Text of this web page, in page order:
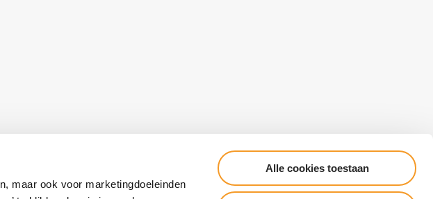
maar ook voor marketingdoeleinden
Alle cookies toestaan
Algemene voorwaarden
Responsible Disclosure